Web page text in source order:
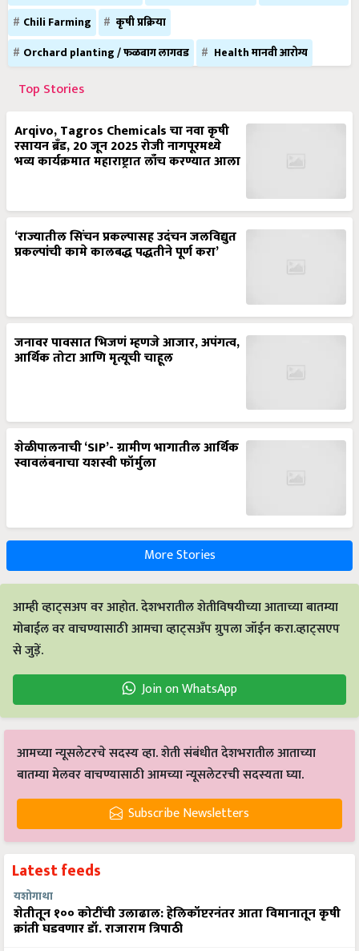
Chili Farming
कृषी प्रक्रिया
Orchard planting / फळबाग लागवड
Health मानवी आरोग्य
Top Stories
Arqivo, Tagros Chemicals चा नवा कृषी
रसायन ब्रँड, 20 जून 2025 रोजी नागपूरमध्ये
भव्य कार्यक्रमात महाराष्ट्रात लाँच करण्यात आला
‘राज्यातील सिंचन प्रकल्पासह उदंचन जलविद्युत
प्रकल्पांची कामे कालबद्ध पद्धतीने पूर्ण करा’
जनावर पावसात भिजणं म्हणजे आजार, अपंगत्व,
आर्थिक तोटा आणि मृत्यूची चाहूल
शेळीपालनाची ‘SIP’- ग्रामीण भागातील आर्थिक
स्वावलंबनाचा यशस्वी फॉर्मुला
More Stories
आम्ही व्हाट्सअप वर आहोत. देशभरातील शेतीविषयीच्या आताच्या बातम्या
मोबाईल वर वाचण्यासाठी आमचा व्हाट्सअँप ग्रुपला जॉईन करा.व्हाट्सएप
से जुड़ें.
Join on WhatsApp
आमच्या न्यूसलेटरचे सदस्य व्हा. शेती संबंधीत देशभरातील आताच्या
बातम्या मेलवर वाचण्यासाठी आमच्या न्यूसलेटरची सदस्यता घ्या.
Subscribe Newsletters
Latest feeds
यशोगाथा
शेतीतून १०० कोटींची उलाढाल: हेलिकॉप्टरनंतर आता विमानातून कृषी
क्रांती घडवणार डॉ. राजाराम त्रिपाठी